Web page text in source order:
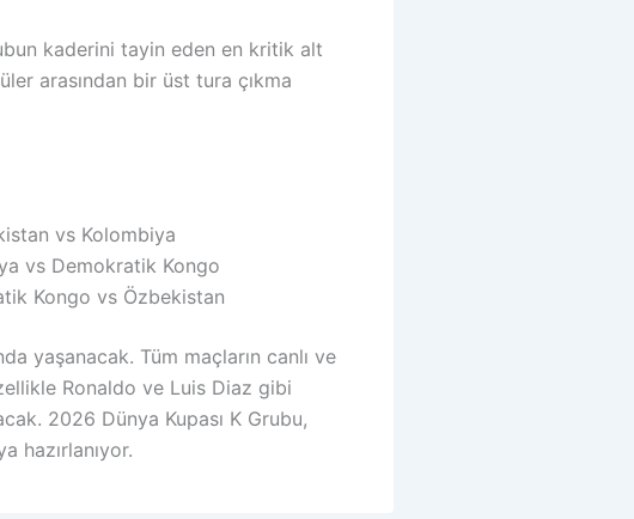
kaderini tayin eden en kritik alt
arasından bir üst tura çıkma
vs Kolombiya
vs Demokratik Kongo
Kongo vs Özbekistan
yaşanacak. Tüm maçların canlı ve
Ronaldo ve Luis Diaz gibi
2026 Dünya Kupası K Grubu,
hazırlanıyor.